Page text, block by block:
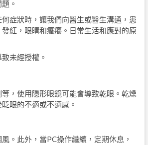
。
症狀時，讓我們向醫生或醫生溝通，患
紅，眼睛和瘙癢。日常生活和應對的原
未經授權。
，使用隱形眼鏡可能會導致乾眼。乾燥
眼的不適或不適感。
。此外，當PC操作繼續，定期休息，